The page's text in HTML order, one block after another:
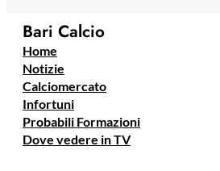
Bari Calcio
Home
Notizie
Calciomercato
Infortuni
Probabili Formazioni
Dove vedere in TV